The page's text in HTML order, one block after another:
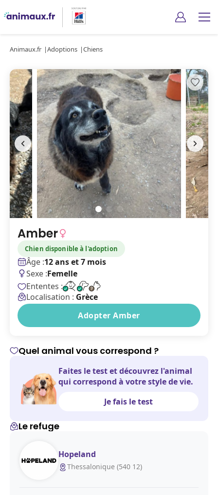
Animaux.fr Adoptions Chiens
Amber
Chien disponible à l'adoption
Âge :12 ans et 7 mois
Sexe :Femelle
Ententes :
Localisation : Grèce
Adopter Amber
Quel animal vous correspond ?
Faites le test et découvrez l'animal
qui correspond à votre style de vie.
Je fais le test
Le refuge
Hopeland
Thessalonique (540 12)